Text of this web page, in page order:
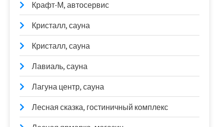
Крафт-М, автосервис
Кристалл, сауна
Кристалл, сауна
Лавиаль, сауна
Лагуна центр, сауна
Лесная сказка, гостиничный комплекс